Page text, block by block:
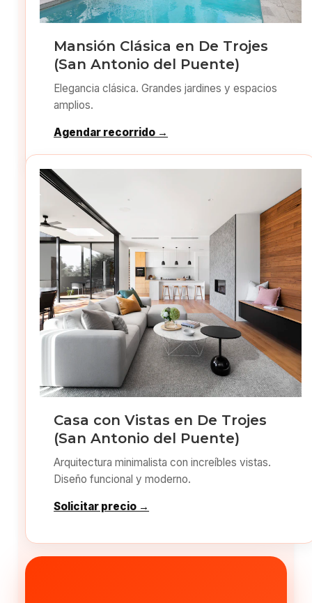
Mansión Clásica en De Trojes
(San Antonio del Puente)
Elegancia clásica. Grandes jardines y espacios
amplios.
Agendar recorrido →
Casa con Vistas en De Trojes
(San Antonio del Puente)
Arquitectura minimalista con increíbles vistas.
Diseño funcional y moderno.
Solicitar precio →